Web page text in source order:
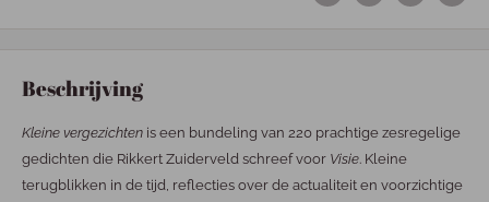
Beschrijving
Kleine vergezichten is een bundeling van 220 prachtige zesregelige
gedichten die Rikkert Zuiderveld schreef voor Visie. Kleine
terugblikken in de tijd, reflecties over de actualiteit en voorzichtige